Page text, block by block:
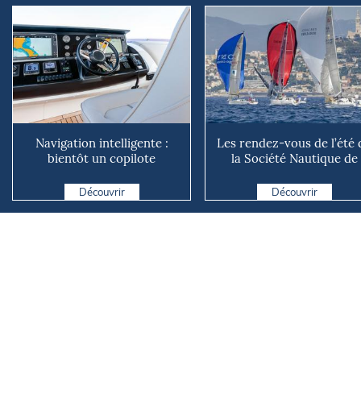
Navigation intelligente :
bientôt un copilote
Découvrir
Les rendez-vous de l’été
la Société Nautique de
Découvrir